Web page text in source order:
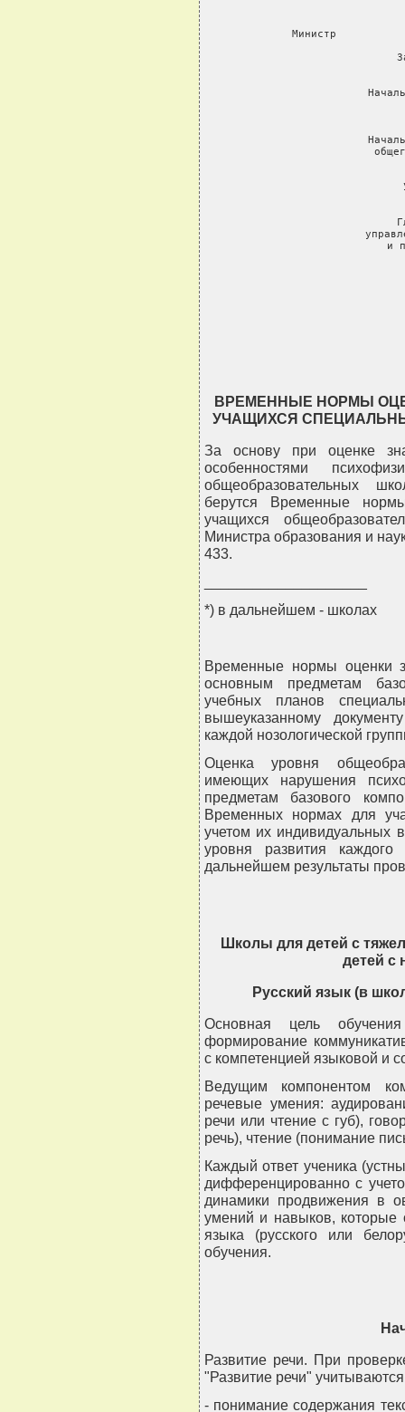
Министр
и
ВРЕМЕННЫЕ НОРМЫ
УЧАЩИХСЯ
За основу при оценке
особенностями
общеобразовательных
берутся Временные
учащихся
Министра образования и
433.
*) в дальнейшем - школах
Временные нормы оценки
основным предметам
учебных планов
вышеуказанному
каждой нозологической
Оценка уровня
имеющих нарушения
предметам базового
Временных нормах для
учетом их индивидуальных
уровня развития
дальнейшем результаты
Школы для детей с
детей с
Русский язык (в
Основная цель
формирование
с компетенцией языковой и
Ведущим компонентом
речевые умения:
речи или чтение с губ),
речь), чтение (понимание
Каждый ответ ученика
дифференцированно с
динамики продвижения в
умений и навыков, которые
языка (русского или
обучения.
Развитие речи. При
"Развитие речи"
- понимание содержания